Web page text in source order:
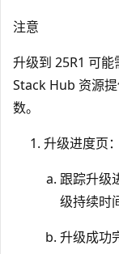
注意
升级到 25R1 可
Stack Hub 资源
数。
升级进度页：
跟踪升级
级持续时
升级成功